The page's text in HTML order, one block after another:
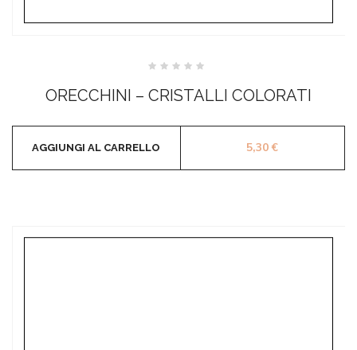
su
5
ORECCHINI – CRISTALLI COLORATI
5,30€
AGGIUNGI AL CARRELLO